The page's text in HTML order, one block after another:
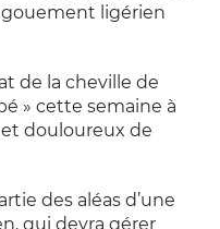
ligérien
de la cheville de
» cette semaine à
douloureux de
des aléas d’une
qui devra gérer